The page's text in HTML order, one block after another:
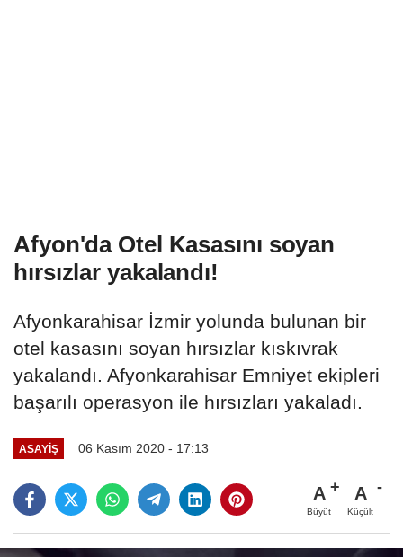
Afyon'da Otel Kasasını soyan
hırsızlar yakalandı!
Afyonkarahisar İzmir yolunda bulunan bir
otel kasasını soyan hırsızlar kıskıvrak
yakalandı. Afyonkarahisar Emniyet ekipleri
başarılı operasyon ile hırsızları yakaladı.
ASAYIŞ 06 Kasım 2020 - 17:13
A
Büyüt
A
Küçült